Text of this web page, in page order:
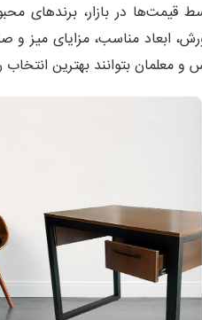
قیمت‌ها در بازار، برندهای
معلمان بتوانند بهترین انتخاب